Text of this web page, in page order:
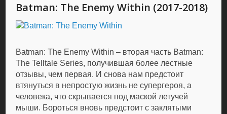
Batman: The Enemy Within (2017-2018)
Batman: The Enemy Within – вторая часть Batman:
The Telltale Series, получившая более лестные
отзывы, чем первая. И снова нам предстоит
втянуться в непростую жизнь не супергероя, а
человека, что скрывается под маской летучей
мыши. Бороться вновь предстоит с заклятыми